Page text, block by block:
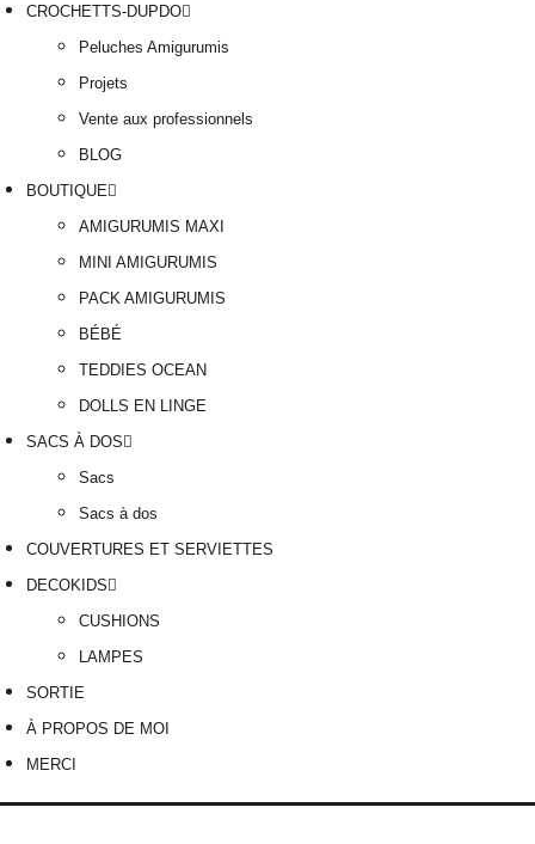
CROCHETTS-DUPDO
Peluches Amigurumis
Projets
Vente aux professionnels
BLOG
BOUTIQUE
AMIGURUMIS MAXI
MINI AMIGURUMIS
PACK AMIGURUMIS
BÉBÉ
TEDDIES OCEAN
DOLLS EN LINGE
SACS À DOS
Sacs
Sacs à dos
COUVERTURES ET SERVIETTES
DECOKIDS
CUSHIONS
LAMPES
SORTIE
À PROPOS DE MOI
MERCI